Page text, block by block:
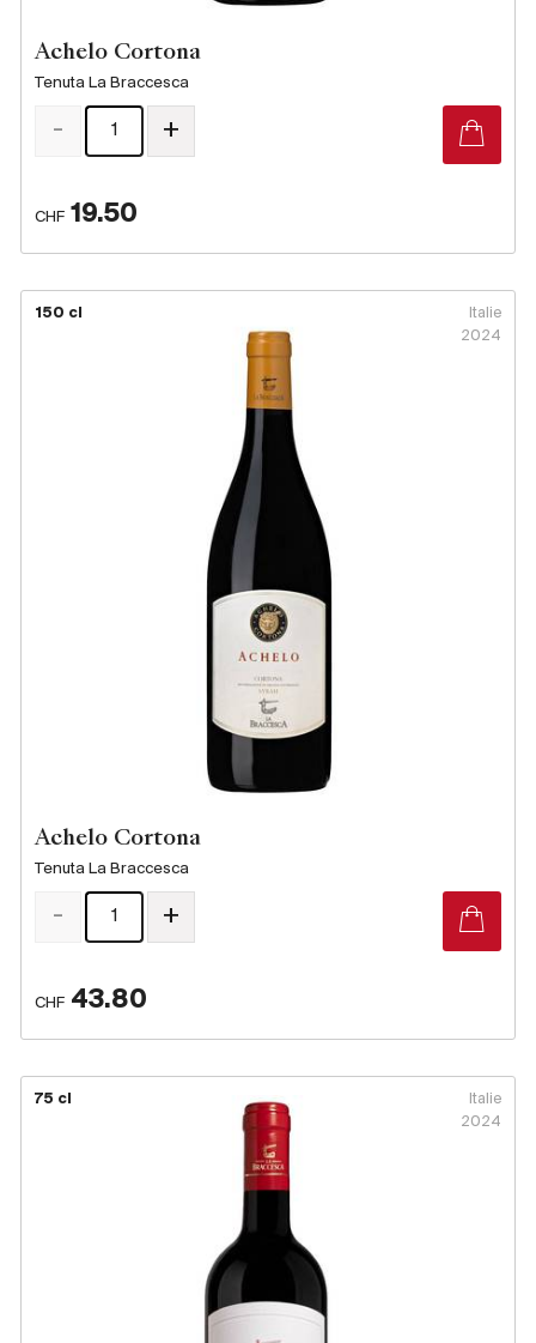
Achelo Cortona
Tenuta La Braccesca
CHF 19.50
- +
150 cl
Italie
2024
Achelo Cortona
Tenuta La Braccesca
CHF 43.80
- +
75 cl
Italie
2024